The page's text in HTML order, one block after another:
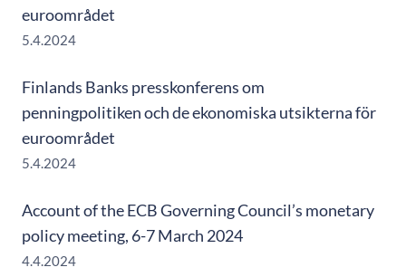
euroområdet
5.4.2024
Finlands Banks presskonferens om
penningpolitiken och de ekonomiska utsikterna för
euroområdet
5.4.2024
Account of the ECB Governing Council’s monetary
policy meeting, 6-7 March 2024
4.4.2024